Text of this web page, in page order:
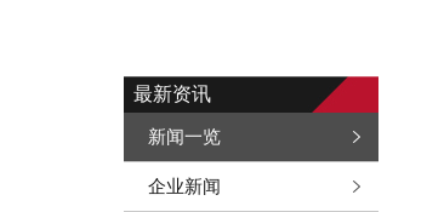
最新资讯
新闻一览
企业新闻